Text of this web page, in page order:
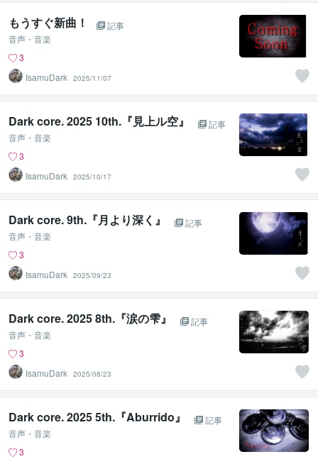
もうすぐ新曲！
記事
音声・音楽
3
IsamuDark 2025/11/07
Dark core. 2025 10th.『見上ル空』
記事
音声・音楽
3
IsamuDark 2025/10/17
Dark core. 9th.『月より深く』
記事
音声・音楽
3
IsamuDark 2025/09/23
Dark core. 2025 8th.『涙の雫』
記事
音声・音楽
3
IsamuDark 2025/08/23
Dark core. 2025 5th.『Aburrido』
記事
音声・音楽
3